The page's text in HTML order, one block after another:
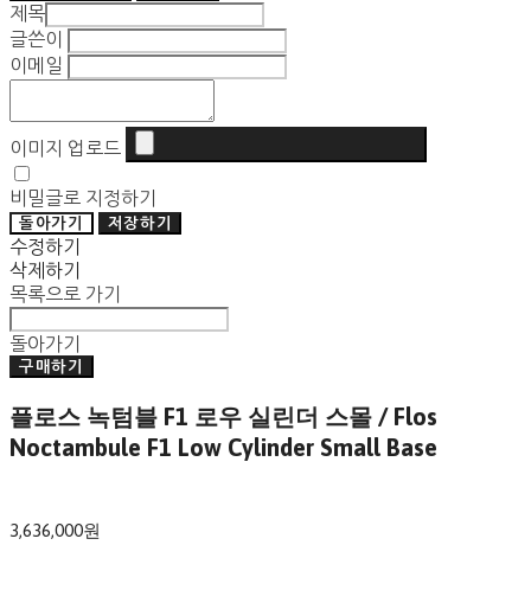
제목
글쓴이
이메일
이미지 업로드
비밀글로 지정하기
돌아가기 저장하기
수정하기
삭제하기
목록으로 가기
돌아가기
구매하기
플로스 녹텀블 F1 로우 실린더 스몰 / Flos
Noctambule F1 Low Cylinder Small Base
3,636,000원